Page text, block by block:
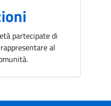
partecipate di
al